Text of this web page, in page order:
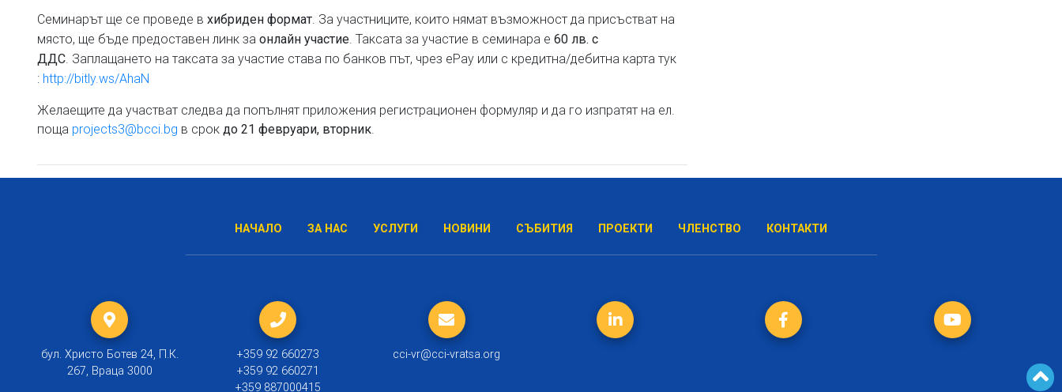
Семинарът ще се проведе в хибриден формат. За участниците, които нямат възможност да присъстват на
място, ще бъде предоставен линк за онлайн участие. Таксата за участие в семинара е 60 лв. с
ДДС. Заплащането на таксата за участие става по банков път, чрез ePay или с кредитна/дебитна карта тук
: http://bitly.ws/AhaN
Желаещите да участват следва да попълнят приложения регистрационен формуляр и да го изпратят на ел.
поща projects3@bcci.bg в срок до 21 февруари, вторник.
НАЧАЛО ЗА НАС УСЛУГИ НОВИНИ СЪБИТИЯ ПРОЕКТИ ЧЛЕНСТВО КОНТАКТИ
бул. Христо Ботев 24, П.К.
267, Враца 3000
+359 92 660273
+359 92 660271
+359 887000415
cci-vr@cci-vratsa.org